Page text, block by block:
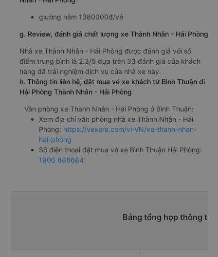
giường nằm 1380000đ/vé
g. Review, đánh giá chất lượng xe Thành Nhân - Hải Phòng
Nhà xe Thành Nhân - Hải Phòng được đánh giá với số
điểm trung bình là 2.3/5 dựa trên 33 đánh giá của khách
hàng đã trải nghiệm dịch vụ của nhà xe này.
h. Thông tin liên hệ, đặt mua vé xe khách từ Bình Thuận đi
Hải Phòng Thành Nhân - Hải Phòng
Văn phòng xe Thành Nhân - Hải Phòng ở Bình Thuận:
Xem địa chỉ văn phòng nhà xe Thành Nhân - Hải
Phòng: https://vexere.com/vi-VN/xe-thanh-nhan-
hai-phong
Số điện thoại đặt mua vé xe Bình Thuận Hải Phòng:
1900 888684
Bảng tổng hợp thông tin